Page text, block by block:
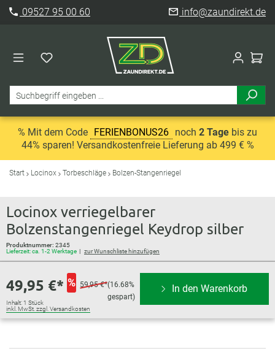
09527 95 00 60 info@zaundirekt.de
% Mit dem Code FERIENBONUS26 noch 2 Tage bis zu
44% sparen! Versandkostenfreie Lieferung ab 499 € %
Start Locinox Torbeschläge Bolzen-Stangenriegel
Locinox verriegelbarer
Bolzenstangenriegel Keydrop silber
Produktnummer: 2345
Lieferzeit: ca. 1-2 Werktage
zur Wunschliste hinzufügen
49,95 €* % 59,95 €*(16.68%
gespart)
Inhalt: 1 Stück
inkl. MwSt. zzgl. Versandkosten
In den Warenkorb